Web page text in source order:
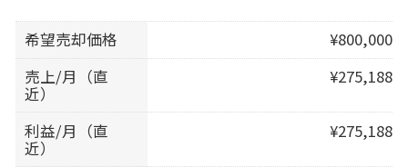
希望売却価格
¥800,000
売上/月（直
近）
¥275,188
利益/月（直
近）
¥275,188